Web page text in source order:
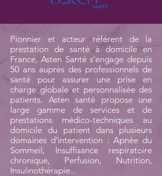
Pionnier et acteur référent de la
prestation de santé à domicile en
France, Asten Santé s’engage depuis
50 ans auprès des professionnels de
santé pour assurer une prise en
charge globale et personnalisée des
patients. Asten santé propose une
large gamme de services et de
prestations médico-techniques au
domicile du patient dans plusieurs
domaines d’intervention : Apnée du
Sommeil, Insuffisance respiratoire
chronique, Perfusion, Nutrition,
Insulinothérapie...